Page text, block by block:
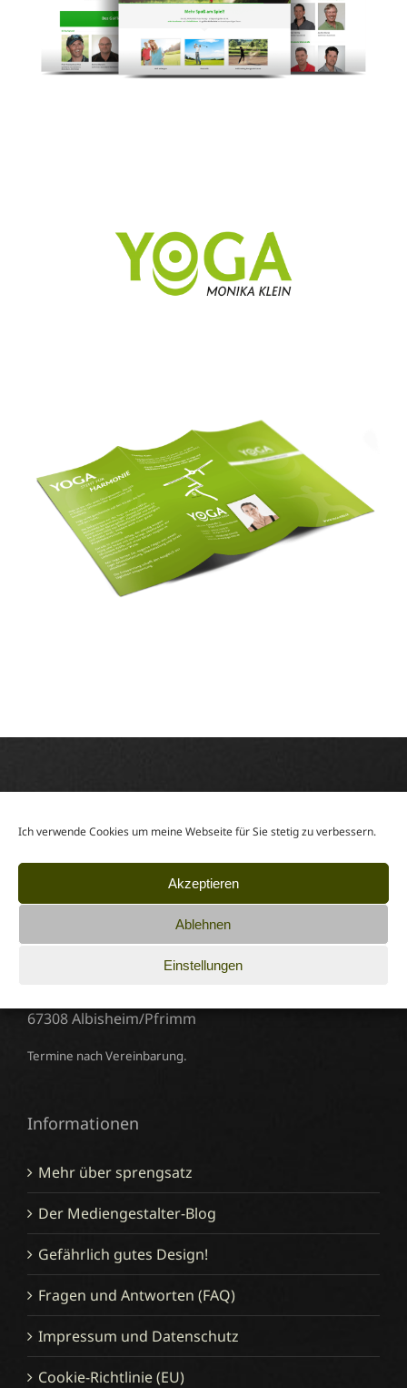
Ich verwende Cookies um meine Webseite für Sie stetig zu verbessern.
Akzeptieren
Ablehnen
Einstellungen
Werbeagentur sprengsatz
Mediengestalter für Digital- und Printmedien (Design)
daniel@sprengsatz.info
67308 Albisheim/Pfrimm
Termine nach Vereinbarung.
Informationen
Mehr über sprengsatz
Der Mediengestalter-Blog
Gefährlich gutes Design!
Fragen und Antworten (FAQ)
Impressum und Datenschutz
Cookie-Richtlinie (EU)